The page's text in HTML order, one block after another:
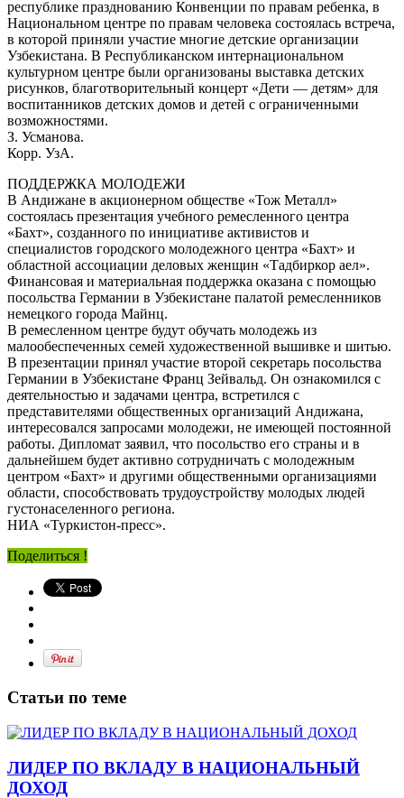
республике празднованию Конвенции по правам ребенка, в
Национальном центре по правам человека состоялась встреча,
в которой приняли участие многие детские организации
Узбекистана. В Республиканском интернациональном
культурном центре были организованы выставка детских
рисунков, благотворительный концерт «Дети — детям» для
воспитанников детских домов и детей с ограниченными
возможностями.
З. Усманова.
Корр. УзА.
ПОДДЕРЖКА МОЛОДЕЖИ
В Андижане в акционерном обществе «Тож Металл»
состоялась презентация учебного ремесленного центра
«Бахт», созданного по инициативе активистов и
специалистов городского молодежного центра «Бахт» и
областной ассоциации деловых женщин «Тадбиркор аел».
Финансовая и материальная поддержка оказана с помощью
посольства Германии в Узбекистане палатой ремесленников
немецкого города Майнц.
В ремесленном центре будут обучать молодежь из
малообеспеченных семей художественной вышивке и шитью.
В презентации принял участие второй секретарь посольства
Германии в Узбекистане Франц Зейвальд. Он ознакомился с
деятельностью и задачами центра, встретился с
представителями общественных организаций Андижана,
интересовался запросами молодежи, не имеющей постоянной
работы. Дипломат заявил, что посольство его страны и в
дальнейшем будет активно сотрудничать с молодежным
центром «Бахт» и другими общественными организациями
области, способствовать трудоустройству молодых людей
густонаселенного региона.
НИА «Туркистон-пресс».
Поделиться !
Статьи по теме
ЛИДЕР ПО ВКЛАДУ В НАЦИОНАЛЬНЫЙ
ДОХОД